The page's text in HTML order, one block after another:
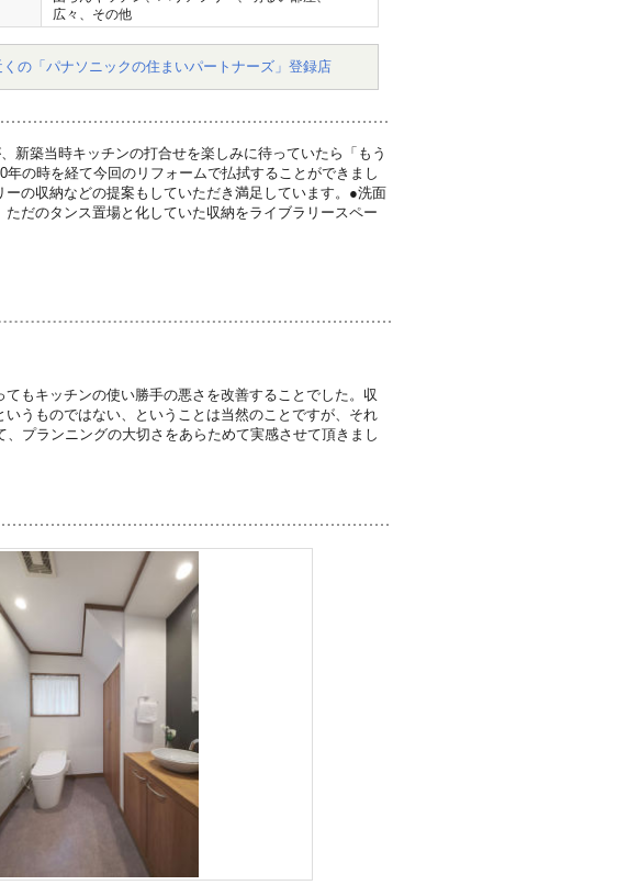
広々、その他
くの「パナソニックの住まいパートナーズ」登録店
新築当時キッチンの打合せを楽しみに待っていたら「もう
の時を経て今回のリフォームで払拭することができまし
の収納などの提案もしていただき満足しています。●洗面
だのタンス置場と化していた収納をライブラリースペー
もキッチンの使い勝手の悪さを改善することでした。収
うものではない、ということは当然のことですが、それ
プランニングの大切さをあらためて実感させて頂きまし